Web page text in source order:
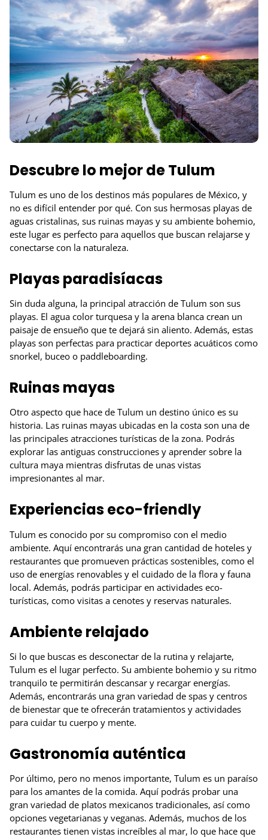
Descubre lo mejor de Tulum
Tulum es uno de los destinos más populares de México, y
no es difícil entender por qué. Con sus hermosas playas de
aguas cristalinas, sus ruinas mayas y su ambiente bohemio,
este lugar es perfecto para aquellos que buscan relajarse y
conectarse con la naturaleza.
Playas paradisíacas
Sin duda alguna, la principal atracción de Tulum son sus
playas. El agua color turquesa y la arena blanca crean un
paisaje de ensueño que te dejará sin aliento. Además, estas
playas son perfectas para practicar deportes acuáticos como
snorkel, buceo o paddleboarding.
Ruinas mayas
Otro aspecto que hace de Tulum un destino único es su
historia. Las ruinas mayas ubicadas en la costa son una de
las principales atracciones turísticas de la zona. Podrás
explorar las antiguas construcciones y aprender sobre la
cultura maya mientras disfrutas de unas vistas
impresionantes al mar.
Experiencias eco-friendly
Tulum es conocido por su compromiso con el medio
ambiente. Aquí encontrarás una gran cantidad de hoteles y
restaurantes que promueven prácticas sostenibles, como el
uso de energías renovables y el cuidado de la flora y fauna
local. Además, podrás participar en actividades eco-
turísticas, como visitas a cenotes y reservas naturales.
Ambiente relajado
Si lo que buscas es desconectar de la rutina y relajarte,
Tulum es el lugar perfecto. Su ambiente bohemio y su ritmo
tranquilo te permitirán descansar y recargar energías.
Además, encontrarás una gran variedad de spas y centros
de bienestar que te ofrecerán tratamientos y actividades
para cuidar tu cuerpo y mente.
Gastronomía auténtica
Por último, pero no menos importante, Tulum es un paraíso
para los amantes de la comida. Aquí podrás probar una
gran variedad de platos mexicanos tradicionales, así como
opciones vegetarianas y veganas. Además, muchos de los
restaurantes tienen vistas increíbles al mar, lo que hace que